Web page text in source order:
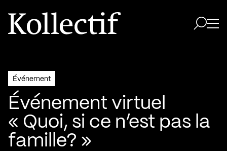
Aller à la page d'accueil
Logo Kollectif
Événement
Événement virtuel
« Quoi, si ce n’est pas la
famille? »